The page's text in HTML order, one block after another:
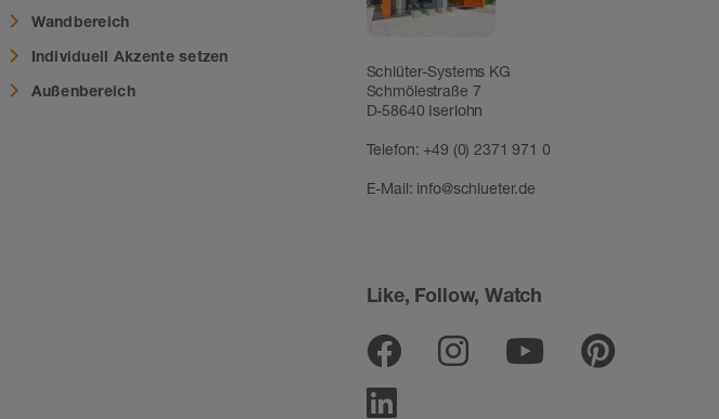
Wandbereich
Individuell Akzente setzen
Außenbereich
Schlüter-Systems KG
Schmölestraße 7
D-58640 Iserlohn
Telefon:+49 (0) 2371 971 0
E-Mail: info@schlueter.de
Like, Follow, Watch
Facebook
Instagram
Youtube
Linkedin